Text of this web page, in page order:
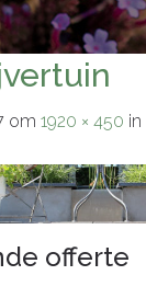
om 1920 × 450 in
offerte